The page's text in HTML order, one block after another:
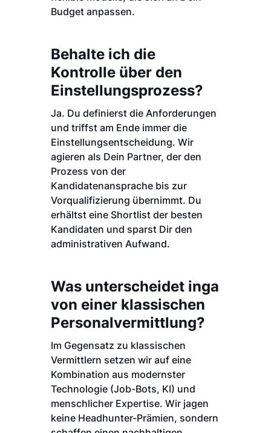
Budget anpassen.
Behalte ich die
Kontrolle über den
Einstellungsprozess?
Ja. Du definierst die Anforderungen
und triffst am Ende immer die
Einstellungsentscheidung. Wir
agieren als Dein Partner, der den
Prozess von der
Kandidatenansprache bis zur
Vorqualifizierung übernimmt. Du
erhältst eine Shortlist der besten
Kandidaten und sparst Dir den
administrativen Aufwand.
Was unterscheidet inga
von einer klassischen
Personalvermittlung?
Im Gegensatz zu klassischen
Vermittlern setzen wir auf eine
Kombination aus modernster
Technologie (Job-Bots, KI) und
menschlicher Expertise. Wir jagen
keine Headhunter-Prämien, sondern